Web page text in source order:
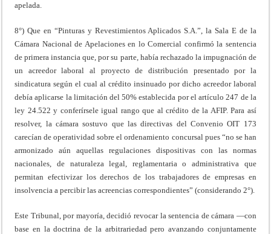
apelada.
8°) Que en “Pinturas y Revestimientos Aplicados S.A.”, la Sala E de la
Cámara Nacional de Apelaciones en lo Comercial confirmó la sentencia
de primera instancia que, por su parte, había rechazado la impugnación de
un acreedor laboral al proyecto de distribución presentado por la
sindicatura según el cual al crédito insinuado por dicho acreedor laboral
debía aplicarse la limitación del 50% establecida por el artículo 247 de la
ley 24.522 y conferírsele igual rango que al crédito de la AFIP. Para así
resolver, la cámara sostuvo que las directivas del Convenio OIT 173
carecían de operatividad sobre el ordenamiento concursal pues “no se han
armonizado aún aquellas regulaciones dispositivas con las normas
nacionales, de naturaleza legal, reglamentaria o administrativa que
permitan efectivizar los derechos de los trabajadores de empresas en
insolvencia a percibir las acreencias correspondientes” (considerando 2°).
Este Tribunal, por mayoría, decidió revocar la sentencia de cámara —con
base en la doctrina de la arbitrariedad pero avanzando conjuntamente